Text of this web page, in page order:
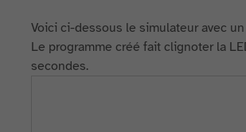
Voici ci-dessous le simulateur avec
Le programme créé fait clignoter la
secondes.